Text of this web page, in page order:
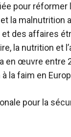
pour
la malnutrition
des affaires
la nutrition et
en œuvre entre
la faim en
pour la